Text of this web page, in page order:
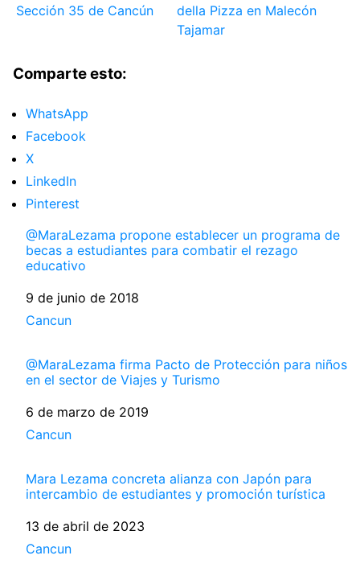
Sección 35 de Cancún
della Pizza en Malecón
Tajamar
Comparte esto:
WhatsApp
Facebook
X
LinkedIn
Pinterest
@MaraLezama propone establecer un programa de
becas a estudiantes para combatir el rezago
educativo
Fecha
9 de junio de 2018
Respecto a
Cancun
@MaraLezama firma Pacto de Protección para niños
en el sector de Viajes y Turismo
Fecha
6 de marzo de 2019
Respecto a
Cancun
Mara Lezama concreta alianza con Japón para
intercambio de estudiantes y promoción turística
Fecha
13 de abril de 2023
Respecto a
Cancun